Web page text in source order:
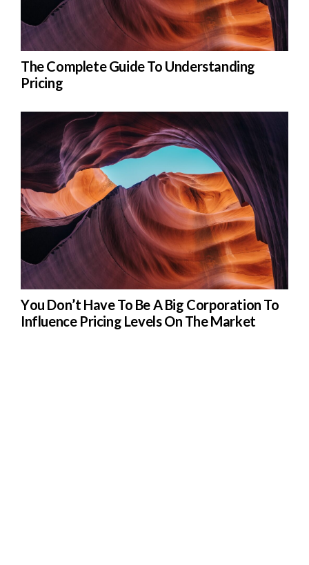
The Complete Guide To Understanding
Pricing
You Don’t Have To Be A Big Corporation To
Influence Pricing Levels On The Market